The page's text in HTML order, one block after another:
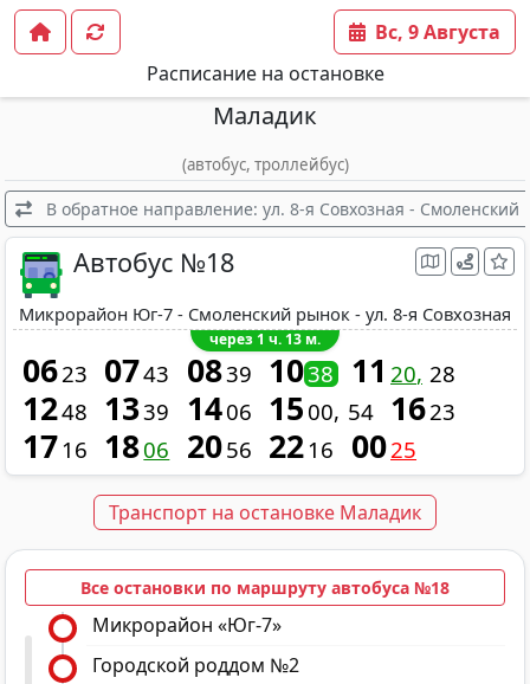
Расписание на остановке
Вс, 9 Августа
Маладик
(автобус, троллейбус)
В обратное направление: ул. 8-я Совхозная -
Автобус №18
Микрорайон Юг-7 - Смоленский рынок - ул. 8-я Совхозная
через 1 ч. 13 м.
0623 0743 0839 1038 11 20 28
1248 1339 1406 15 00 54 1623
17 16 1806 2056 22 16 0025
Транспорт на остановке Маладик
Все остановки по маршруту автобуса №18
Микрорайон «Юг-7»
Городской роддом №2